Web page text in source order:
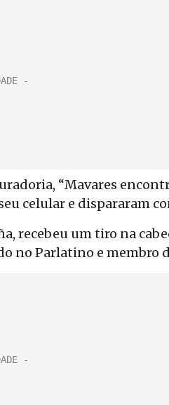
“Mavares
celular e dispararam
recebeu um tiro na
no Parlatino e membro